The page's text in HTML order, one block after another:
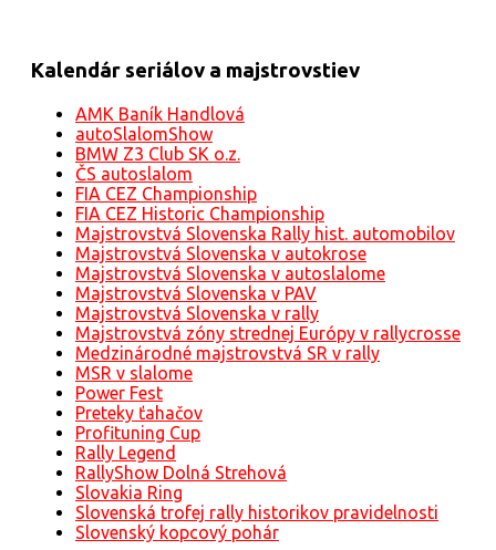
Kalendár seriálov a majstrovstiev
AMK Baník Handlová
autoSlalomShow
BMW Z3 Club SK o.z.
ČS autoslalom
FIA CEZ Championship
FIA CEZ Historic Championship
Majstrovstvá Slovenska Rally hist. automobilov
Majstrovstvá Slovenska v autokrose
Majstrovstvá Slovenska v autoslalome
Majstrovstvá Slovenska v PAV
Majstrovstvá Slovenska v rally
Majstrovstvá zóny strednej Európy v rallycrosse
Medzinárodné majstrovstvá SR v rally
MSR v slalome
Power Fest
Preteky ťahačov
Profituning Cup
Rally Legend
RallyShow Dolná Strehová
Slovakia Ring
Slovenská trofej rally historikov pravidelnosti
Slovenský kopcový pohár